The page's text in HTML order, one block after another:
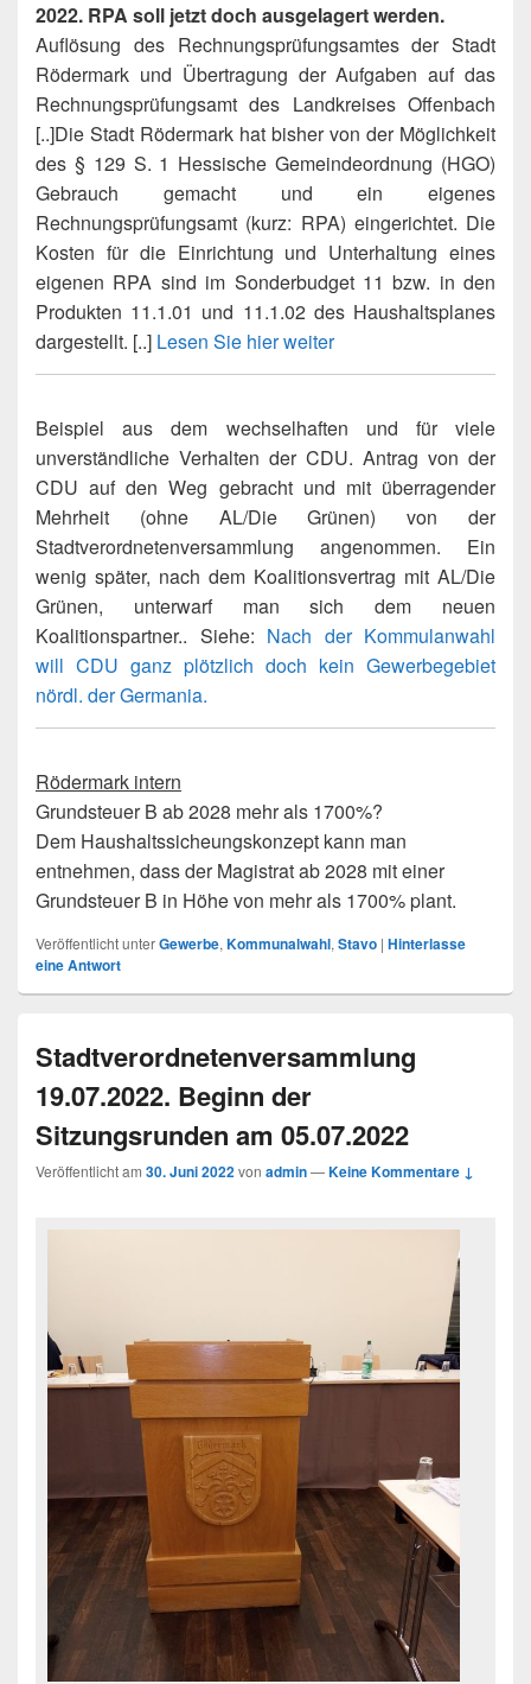
2022. RPA soll jetzt doch ausgelagert werden.
Auflösung des Rechnungsprüfungsamtes der Stadt
Rödermark und Übertragung der Aufgaben auf das
Rechnungsprüfungsamt des Landkreises Offenbach
[..]Die Stadt Rödermark hat bisher von der Möglichkeit
des § 129 S. 1 Hessische Gemeindeordnung (HGO)
Gebrauch gemacht und ein eigenes
Rechnungsprüfungsamt (kurz: RPA) eingerichtet. Die
Kosten für die Einrichtung und Unterhaltung eines
eigenen RPA sind im Sonderbudget 11 bzw. in den
Produkten 11.1.01 und 11.1.02 des Haushaltsplanes
dargestellt. [..] Lesen Sie hier weiter
Beispiel aus dem wechselhaften und für viele
unverständliche Verhalten der CDU. Antrag von der
CDU auf den Weg gebracht und mit überragender
Mehrheit (ohne AL/Die Grünen) von der
Stadtverordnetenversammlung angenommen. Ein
wenig später, nach dem Koalitionsvertrag mit AL/Die
Grünen, unterwarf man sich dem neuen
Koalitionspartner.. Siehe: Nach der Kommulanwahl
will CDU ganz plötzlich doch kein Gewerbegebiet
nördl. der Germania.
Rödermark intern
Grundsteuer B ab 2028 mehr als 1700%?
Dem Haushaltssicheungskonzept kann man
entnehmen, dass der Magistrat ab 2028 mit einer
Grundsteuer B in Höhe von mehr als 1700% plant.
Veröffentlicht unterGewerbe, Kommunalwahl, Stavo | Hinterlasse
eine Antwort
Stadtverordnetenversammlung
19.07.2022. Beginn der
Sitzungsrunden am 05.07.2022
Veröffentlicht am 30. Juni 2022von admin—Keine Kommentare ↓